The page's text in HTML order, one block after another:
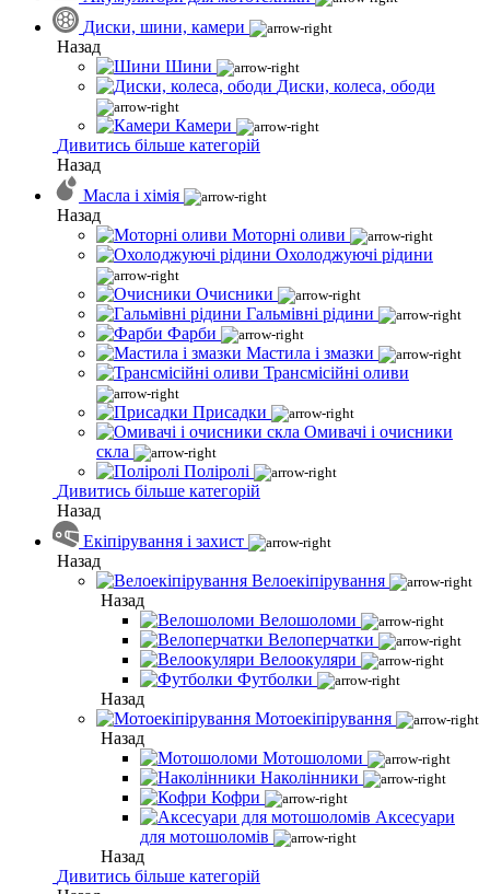
Диски, шини, камери
Назад
Шини
Диски, колеса, ободи
Камери
Дивитись більше категорій
Назад
Масла і хімія
Назад
Моторні оливи
Охолоджуючі рідини
Очисники
Гальмівні рідини
Фарби
Мастила і змазки
Трансмісійні оливи
Присадки
Омивачі і очисники
скла
Поліролі
Дивитись більше категорій
Назад
Екіпірування і захист
Назад
Велоекіпірування
Назад
Велошоломи
Велоперчатки
Велоокуляри
Футболки
Назад
Мотоекіпірування
Назад
Мотошоломи
Наколінники
Кофри
Аксесуари
для мотошоломів
Назад
Дивитись більше категорій